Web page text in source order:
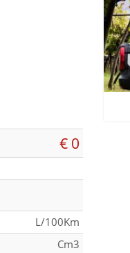
€ 0
L/100Km
Cm3